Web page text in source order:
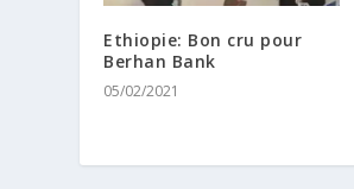
Ethiopie: Bon cru pour
Berhan Bank
05/02/2021